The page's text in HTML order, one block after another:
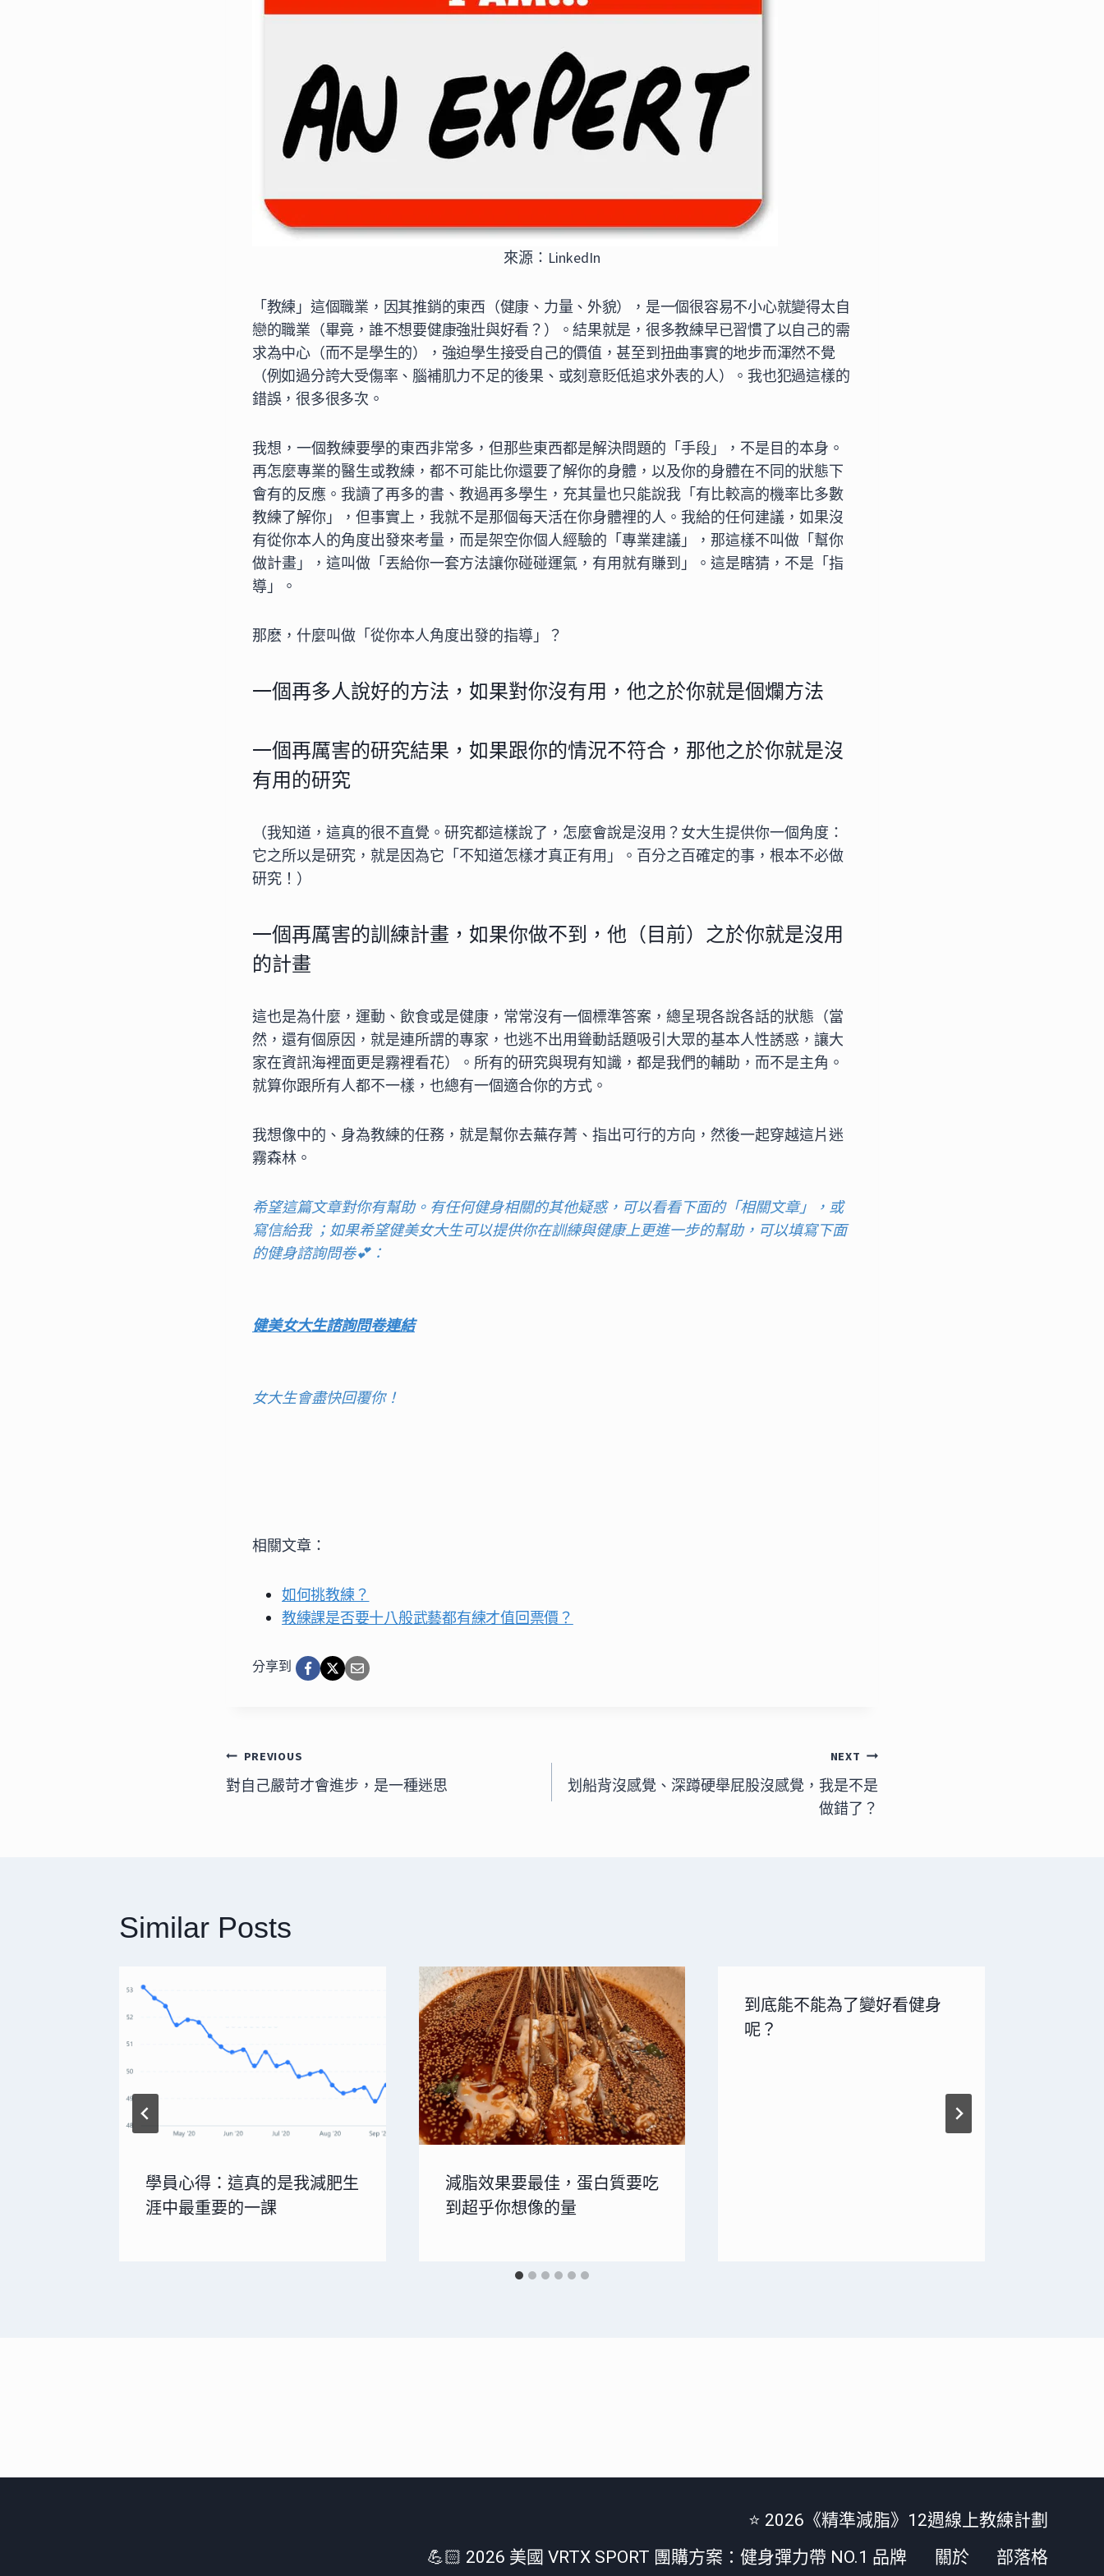
來源：LinkedIn
「教練」這個職業，因其推銷的東西（健康、力量、外貌），是一個很容易不小心就變得太自
戀的職業（畢竟，誰不想要健康強壯與好看？）。結果就是，很多教練早已習慣了以自己的需
求為中心（而不是學生的），強迫學生接受自己的價值，甚至到扭曲事實的地步而渾然不覺
（例如過分誇大受傷率、腦補肌力不足的後果、或刻意貶低追求外表的人）。我也犯過這樣的
錯誤，很多很多次。
我想，一個教練要學的東西非常多，但那些東西都是解決問題的「手段」，不是目的本身。
再怎麼專業的醫生或教練，都不可能比你還要了解你的身體，以及你的身體在不同的狀態下
會有的反應。我讀了再多的書、教過再多學生，充其量也只能說我「有比較高的機率比多數
教練了解你」，但事實上，我就不是那個每天活在你身體裡的人。我給的任何建議，如果沒
有從你本人的角度出發來考量，而是架空你個人經驗的「專業建議」，那這樣不叫做「幫你
做計畫」，這叫做「丟給你一套方法讓你碰碰運氣，有用就有賺到」。這是瞎猜，不是「指
導」。
那麽，什麼叫做「從你本人角度出發的指導」？
一個再多人說好的方法，如果對你沒有用，他之於你就是個爛方法
一個再厲害的研究結果，如果跟你的情況不符合，那他之於你就是沒
有用的研究
（我知道，這真的很不直覺。研究都這樣說了，怎麼會說是沒用？女大生提供你一個角度：
它之所以是研究，就是因為它「不知道怎樣才真正有用」。百分之百確定的事，根本不必做
研究！）
一個再厲害的訓練計畫，如果你做不到，他（目前）之於你就是沒用
的計畫
這也是為什麼，運動、飲食或是健康，常常沒有一個標準答案，總呈現各說各話的狀態（當
然，還有個原因，就是連所謂的專家，也逃不出用聳動話題吸引大眾的基本人性誘惑，讓大
家在資訊海裡面更是霧裡看花）。所有的研究與現有知識，都是我們的輔助，而不是主角。
就算你跟所有人都不一樣，也總有一個適合你的方式。
我想像中的、身為教練的任務，就是幫你去蕪存菁、指出可行的方向，然後一起穿越這片迷
霧森林。
希望這篇文章對你有幫助。有任何健身相關的其他疑惑，可以看看下面的「相關文章」，或
寫信給我 ；如果希望健美女大生可以提供你在訓練與健康上更進一步的幫助，可以填寫下面
的健身諮詢問卷💕：
健美女大生諮詢問卷連結
女大生會盡快回覆你！
相關文章：
如何挑教練？
教練課是否要十八般武藝都有練才值回票價？
分享到
文
章
PREVIOUS
對自己嚴苛才會進步，是一種迷思
NEXT
划船背沒感覺、深蹲硬舉屁股沒感覺，我是不是
做錯了？
Similar Posts
學員心得：這真的是我減肥生
涯中最重要的一課
減脂效果要最佳，蛋白質要吃
到超乎你想像的量
到底能不能為了變好看健身
呢？
⭐️ 2026《精準減脂》12週線上教練計劃
💪🏻 2026 美國 VRTX SPORT 團購方案：健身彈力帶 NO.1 品牌
關於 部落格